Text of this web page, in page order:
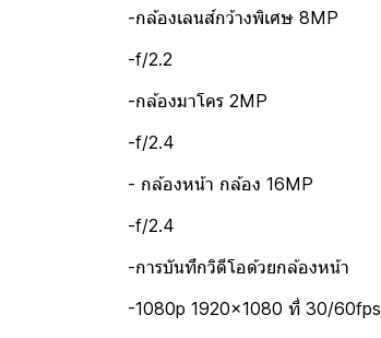
-กล้องเลนส์กว้างพิเศษ 8MP
-f/2.2
-กล้องมาโคร 2MP
-f/2.4
- กล้องหน้า กล้อง 16MP
-f/2.4
-การบันทึกวิดีโอด้วยกล้องหน้า
-1080p 1920x1080 ที่ 30/60fps